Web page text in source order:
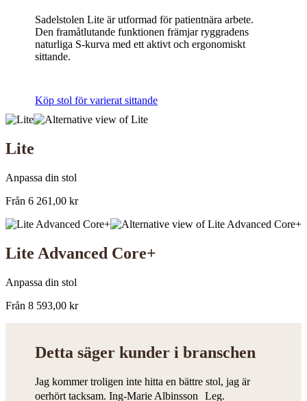
Sadelstolen Lite är utformad för patientnära arbete.
Den framåtlutande funktionen främjar ryggradens
naturliga S-kurva med ett aktivt och ergonomiskt
sittande.
Köp stol för varierat sittande
Lite
Anpassa din stol
Från 6 261,00 kr
Lite Advanced Core+
Anpassa din stol
Från 8 593,00 kr
Detta säger kunderi branschen
Jag kommer troligen inte hitta en bättre stol, jag är
oerhört tacksam. Ing-Marie Albinsson Leg.